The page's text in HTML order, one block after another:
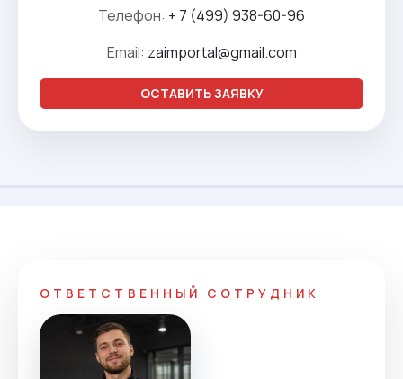
Телефон: + 7 (499) 938-60-96
Email: zaimportal@gmail.com
ОСТАВИТЬ ЗАЯВКУ
ОТВЕТСТВЕННЫЙ СОТРУДНИК